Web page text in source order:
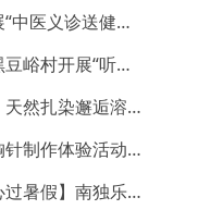
关怀职工暖人心”活动
讲区情、办实事”专题调研
学，沉浸式探寻家乡地质之美
点亮“千人百村”青春匠心
”福成长营暑期公益托管圆满收官